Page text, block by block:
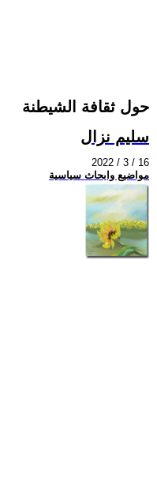
حول ثقافة الشيطنة
سليم نزال
2022 / 3 / 16
مواضيع وابحاث سياسية